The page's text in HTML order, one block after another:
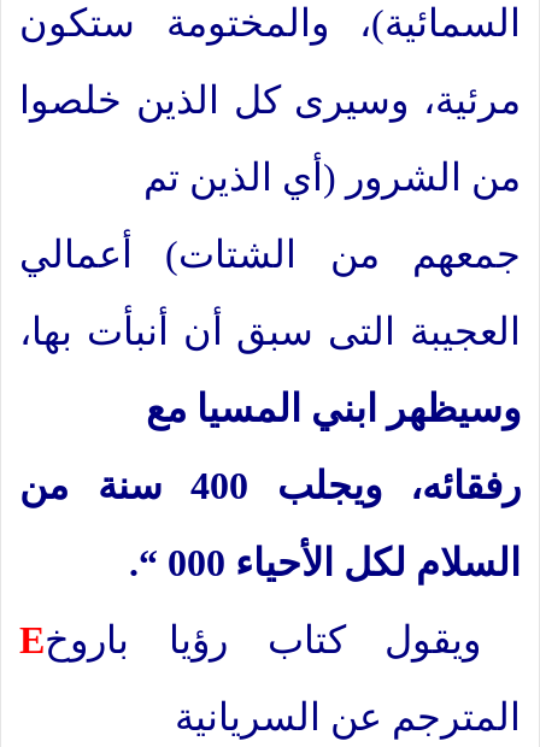
السمائية)، والمختومة ستكون
مرئية، وسيرى كل الذين خلصوا
من الشرور (أي الذين تم
جمعهم من الشتات) أعمالي
العجيبة التى سبق أن أنبأت بها،
وسيظهر ابني المسيا مع
رفقائه، ويجلب 400 سنة من
السلام لكل الأحياء 000 “.
Eويقول كتاب رؤيا باروخ
المترجم عن السريانية